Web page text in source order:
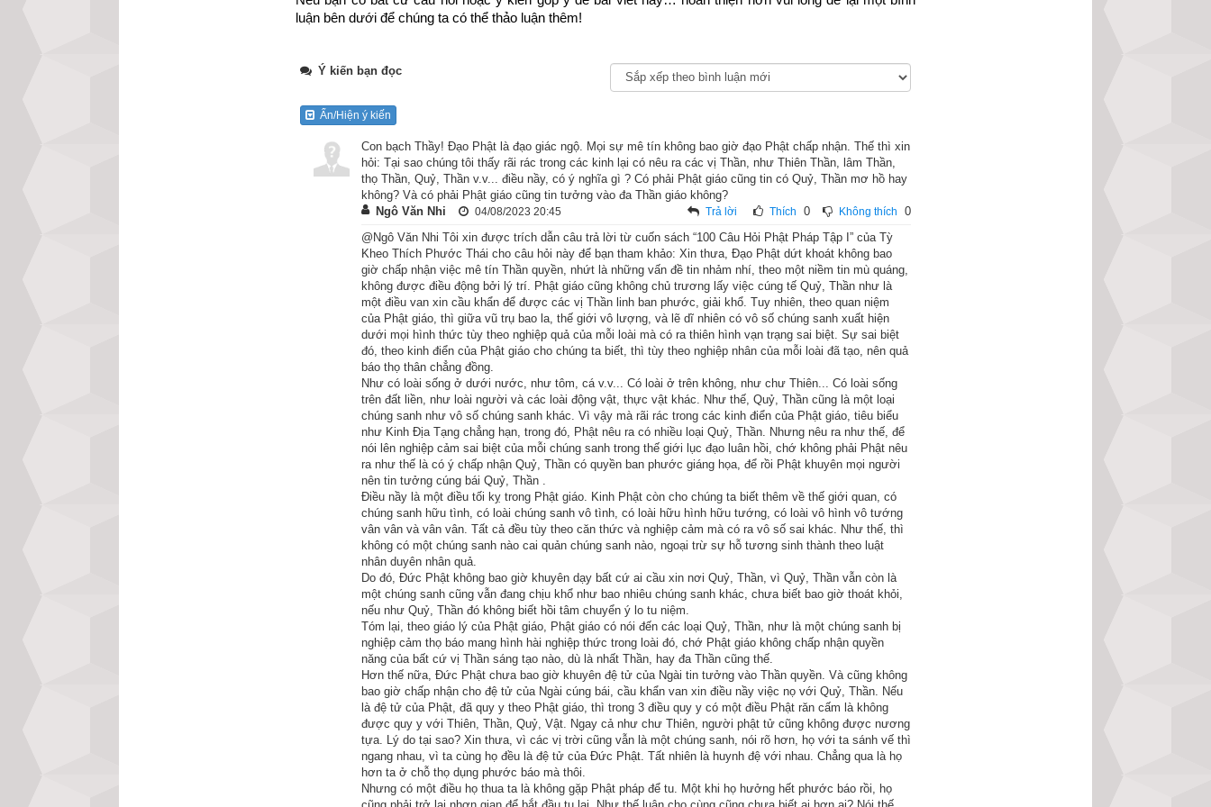
Có một hôm, đức Phật thị hiện tướng bệnh, ngài lặng lẽ nghỉ ngơi tịnh dưỡng. Vua Tần Bà Sa La nghe
tin ấy, vội gọi ngự y là Kỳ Bà đi gặp Thế Tôn để trị bệnh cho Ngài.
Khi đức Phật đã lành bệnh, ngự y Kỳ Bà cứ muốn đem một lễ vật nào để cúng dường Ngài, nhưng nghĩ
tới nghĩ lui hoài, ông không biết phải tặng lễ vật nào mới thích hợp. Cuối cùng, ông nhớ đã có lần chữa
bệnh cho vua nước láng giềng, và vị vua này đã đền ơn ông bằng cách tặng một bộ quần áo thượng
hảo hạng. Loại quần áo này ngoài những bậc đế vương ra thì duy chỉ có đức Phật mới xứng đáng mặc
mà thôi. Ông đem bộ quần áo nói trên dâng lên đức Phật và nói:
– Thế Tôn, từ khi con bái kiến Như Lai cho đến nay, trong lòng cứ thắc mắc một chuyện. Thế Tôn
thường nói, trên thế gian này thân thể của chúng ta khả dĩ đáng quý trọng, thế nhưng con thấy các vị đệ
tử của Thế Tôn thường mặc quần áo rách rưới, dơ bẩn. Đứng trên cương vị của một y sĩ, con thấy có
giải thích như thế nào đi nữa, làm như thế vẫn không hợp vệ sinh. Bộ quần áo này là do vua nước láng
giềng thưởng tặng cho con, xin cho con được đem cúng dường Phật, cho con được trồng chút ít hạt
giống phúc đức. Con cũng cúi xin Thế Tôn hãy nói với chư tỳ-kheo, từ nay đừng mặc quần áo dơ bẩn
rách rưới nữa.
Đức Phật không hề cố chấp vào một điều gì, nên đón nhận ý kiến của Kỳ Bà một cách vui vẻ, và cho
người đi truyền nói với chư đệ tử tỳ-kheo rằng:
– Mặc quần áo, không cần biết cũ hay mới, đều phải đơn sơ và sạch sẽ, và nhất định phải được khử
trùng bằng ánh sáng mặt trời. Nếu như tham đắm ưa thích những bộ quần áo đẹp đẽ sang trọng là một
điều không phải, thì mặc y phục dơ bẩn rách rưới để tỏ ra mình là người học đạo cũng không đúng
Lời đức Phật được truyền ra rồi, dân chúng thành Vương Xá bèn tranh nhau may rất nhiều quần áo đem
luận bên dưới để chúng ta có thể thảo luận thêm!
Ý kiến bạn đọc
Ẩn/Hiện ý kiến
Con bạch Thầy! Đạo Phật là đạo giác ngộ. Mọi sự mê tín không bao giờ đạo Phật chấp nhận. Thế thì xin
hỏi: Tại sao chúng tôi thấy rãi rác trong các kinh lại có nêu ra các vị Thần, như Thiên Thần, lâm Thần,
thọ Thần, Quỷ, Thần v.v... điều nầy, có ý nghĩa gì ? Có phải Phật giáo cũng tin có Quỷ, Thần mơ hồ hay
không? Và có phải Phật giáo cũng tin tưởng vào đa Thần giáo không?
Ngô Văn Nhi
Trả lời Thích 0 Không thích 0
04/08/2023 20:45
@Ngô Văn Nhi Tôi xin được trích dẫn câu trả lời từ cuốn sách “100 Câu Hỏi Phật Pháp Tập I” của Tỳ
Kheo Thích Phước Thái cho câu hỏi này để bạn tham khảo: Xin thưa, Đạo Phật dứt khoát không bao
giờ chấp nhận việc mê tín Thần quyền, nhứt là những vấn đề tin nhảm nhí, theo một niềm tin mù quáng,
không được điều động bởi lý trí. Phật giáo cũng không chủ trương lấy việc cúng tế Quỷ, Thần như là
một điều van xin cầu khẩn để được các vị Thần linh ban phước, giải khổ. Tuy nhiên, theo quan niệm
của Phật giáo, thì giữa vũ trụ bao la, thế giới vô lượng, và lẽ dĩ nhiên có vô số chúng sanh xuất hiện
dưới mọi hình thức tùy theo nghiệp quả của mỗi loài mà có ra thiên hình vạn trạng sai biệt. Sự sai biệt
đó, theo kinh điển của Phật giáo cho chúng ta biết, thì tùy theo nghiệp nhân của mỗi loài đã tạo, nên quả
báo thọ thân chẳng đồng.
Như có loài sống ở dưới nước, như tôm, cá v.v... Có loài ở trên không, như chư Thiên... Có loài sống
trên đất liền, như loài người và các loài động vật, thực vật khác. Như thế, Quỷ, Thần cũng là một loại
chúng sanh như vô số chúng sanh khác. Vì vậy mà rãi rác trong các kinh điển của Phật giáo, tiêu biểu
như Kinh Địa Tạng chẳng hạn, trong đó, Phật nêu ra có nhiều loại Quỷ, Thần. Nhưng nêu ra như thế, để
nói lên nghiệp cảm sai biệt của mỗi chúng sanh trong thế giới lục đạo luân hồi, chớ không phải Phật nêu
ra như thế là có ý chấp nhận Quỷ, Thần có quyền ban phước giáng họa, để rồi Phật khuyên mọi người
nên tin tưởng cúng bái Quỷ, Thần .
Điều nầy là một điều tối kỵ trong Phật giáo. Kinh Phật còn cho chúng ta biết thêm về thế giới quan, có
chúng sanh hữu tình, có loài chúng sanh vô tình, có loài hữu hình hữu tướng, có loài vô hình vô tướng
vân vân và vân vân. Tất cả đều tùy theo căn thức và nghiệp cảm mà có ra vô số sai khác. Như thế, thì
không có một chúng sanh nào cai quản chúng sanh nào, ngoại trừ sự hỗ tương sinh thành theo luật
nhân duyên nhân quả.
Do đó, Đức Phật không bao giờ khuyên dạy bất cứ ai cầu xin nơi Quỷ, Thần, vì Quỷ, Thần vẫn còn là
một chúng sanh cũng vẫn đang chịu khổ như bao nhiêu chúng sanh khác, chưa biết bao giờ thoát khỏi,
nếu như Quỷ, Thần đó không biết hồi tâm chuyển ý lo tu niệm.
Tóm lại, theo giáo lý của Phật giáo, Phật giáo có nói đến các loại Quỷ, Thần, như là một chúng sanh bị
nghiệp cảm thọ báo mang hình hài nghiệp thức trong loài đó, chớ Phật giáo không chấp nhận quyền
năng của bất cứ vị Thần sáng tạo nào, dù là nhất Thần, hay đa Thần cũng thế.
Hơn thế nữa, Đức Phật chưa bao giờ khuyên đệ tử của Ngài tin tưởng vào Thần quyền. Và cũng không
bao giờ chấp nhận cho đệ tử của Ngài cúng bái, cầu khẩn van xin điều nầy việc nọ với Quỷ, Thần. Nếu
là đệ tử của Phật, đã quy y theo Phật giáo, thì trong 3 điều quy y có một điều Phật răn cấm là không
được quy y với Thiên, Thần, Quỷ, Vật. Ngay cả như chư Thiên, người phật tử cũng không được nương
tựa. Lý do tại sao? Xin thưa, vì các vị trời cũng vẫn là một chúng sanh, nói rõ hơn, họ với ta sánh vế thì
ngang nhau, vì ta cùng họ đều là đệ tử của Đức Phật. Tất nhiên là huynh đệ với nhau. Chẳng qua là họ
hơn ta ở chỗ thọ dụng phước báo mà thôi.
Nhưng có một điều họ thua ta là không gặp Phật pháp để tu. Một khi họ hưởng hết phước báo rồi, họ